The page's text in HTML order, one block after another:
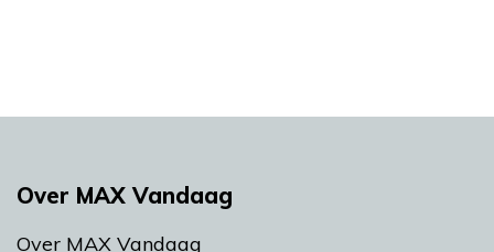
Over MAX Vandaag
Over MAX Vandaag